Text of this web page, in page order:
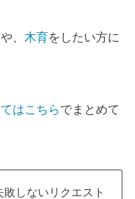
、 木育 をしたい方に
はこちらでまとめて
敗しないリクエスト